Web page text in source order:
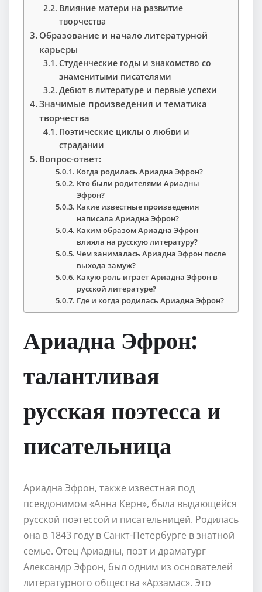
Влияние матери на развитие
творчества
Образование и начало литературной
карьеры
Студенческие годы и знакомство со
знаменитыми писателями
Дебют в литературе и первые успехи
Значимые произведения и тематика
творчества
Поэтические циклы о любви и
страдании
Вопрос-ответ:
Когда родилась Ариадна Эфрон?
Кто были родителями Ариадны
Эфрон?
Какие известные произведения
написала Ариадна Эфрон?
Каким образом Ариадна Эфрон
влияла на русскую литературу?
Чем занималась Ариадна Эфрон после
выхода замуж?
Какую роль играет Ариадна Эфрон в
русской литературе?
Где и когда родилась Ариадна Эфрон?
Ариадна Эфрон:
талантливая
русская поэтесса и
писательница
Ариадна Эфрон, также известная под
псевдонимом «Анна Керн», была выдающейся
русской поэтессой и писательницей. Родилась
она в 1843 году в Санкт-Петербурге в знатной
семье. Отец Ариадны, поэт и драматург
Александр Эфрон, был одним из основателей
литературного общества «Арзамас». Это